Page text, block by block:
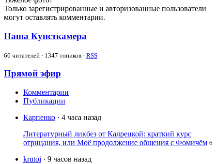
Только зарегистрированные и авторизованные пользователи
могут оставлять комментарии.
Наша Кунсткамера
66 читателей · 1347 топиков · RSS
Прямой эфир
Комментарии
Публикации
Карпенко · 4 часа назад
Литературный ликбез от Калрецкой: краткий курс
отрицания, или Моё продолжение общения с Фомичём 6
krutoi · 9 часов назад